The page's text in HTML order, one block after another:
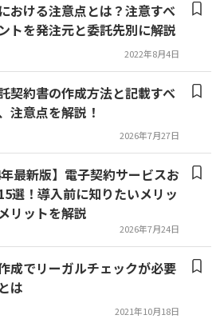
おける注意点とは？注意すべ
トを発注元と委託先別に解説
2022年8月4日
契約書の作成方法と記載すべ
注意点を解説！
2026年7月27日
年最新版】電子契約サービスお
選！導入前に知りたいメリッ
リットを解説
2026年7月24日
成でリーガルチェックが必要
は
2021年10月18日